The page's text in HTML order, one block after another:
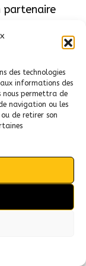
des technologies
informations des
nous permettra de
navigation ou les
de retirer son
partenaire
Notre
fait
chefs de
partenaires
de
ses
france